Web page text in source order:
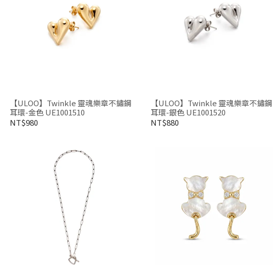
【ULOO】Twinkle 靈魂樂章不鏽鋼
耳環-金色 UE1001510
NT$980
【ULOO】Twinkle 靈魂樂章不鏽鋼
耳環-銀色 UE1001520
NT$880